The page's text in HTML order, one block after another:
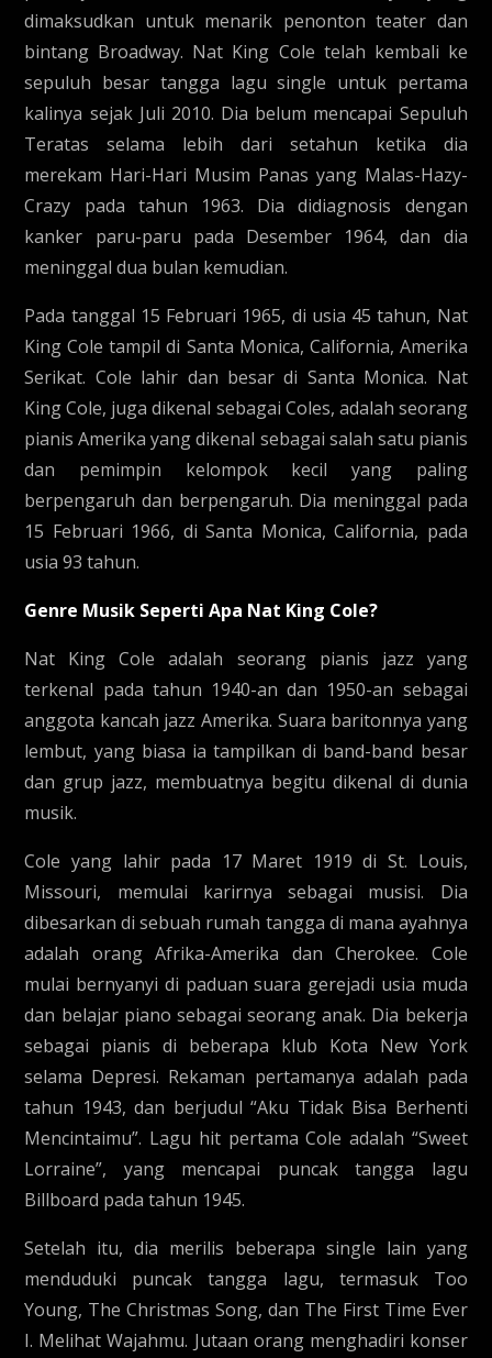
dimaksudkan untuk menarik penonton teater dan
bintang Broadway. Nat King Cole telah kembali ke
sepuluh besar tangga lagu single untuk pertama
kalinya sejak Juli 2010. Dia belum mencapai Sepuluh
Teratas selama lebih dari setahun ketika dia
merekam Hari-Hari Musim Panas yang Malas-Hazy-
Crazy pada tahun 1963. Dia didiagnosis dengan
kanker paru-paru pada Desember 1964, dan dia
meninggal dua bulan kemudian.
Pada tanggal 15 Februari 1965, di usia 45 tahun, Nat
King Cole tampil di Santa Monica, California, Amerika
Serikat. Cole lahir dan besar di Santa Monica. Nat
King Cole, juga dikenal sebagai Coles, adalah seorang
pianis Amerika yang dikenal sebagai salah satu pianis
dan pemimpin kelompok kecil yang paling
berpengaruh dan berpengaruh. Dia meninggal pada
15 Februari 1966, di Santa Monica, California, pada
usia 93 tahun.
Genre Musik Seperti Apa Nat King Cole?
Nat King Cole adalah seorang pianis jazz yang
terkenal pada tahun 1940-an dan 1950-an sebagai
anggota kancah jazz Amerika. Suara baritonnya yang
lembut, yang biasa ia tampilkan di band-band besar
dan grup jazz, membuatnya begitu dikenal di dunia
musik.
Cole yang lahir pada 17 Maret 1919 di St. Louis,
Missouri, memulai karirnya sebagai musisi. Dia
dibesarkan di sebuah rumah tangga di mana ayahnya
adalah orang Afrika-Amerika dan Cherokee. Cole
mulai bernyanyi di paduan suara gerejadi usia muda
dan belajar piano sebagai seorang anak. Dia bekerja
sebagai pianis di beberapa klub Kota New York
selama Depresi. Rekaman pertamanya adalah pada
tahun 1943, dan berjudul “Aku Tidak Bisa Berhenti
Mencintaimu”. Lagu hit pertama Cole adalah “Sweet
Lorraine”, yang mencapai puncak tangga lagu
Billboard pada tahun 1945.
Setelah itu, dia merilis beberapa single lain yang
menduduki puncak tangga lagu, termasuk Too
Young, The Christmas Song, dan The First Time Ever
I. Melihat Wajahmu. Jutaan orang menghadiri konser